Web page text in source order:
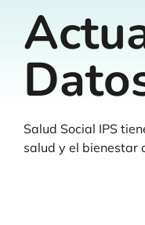
Salud Social IPS
salud y el bienestar